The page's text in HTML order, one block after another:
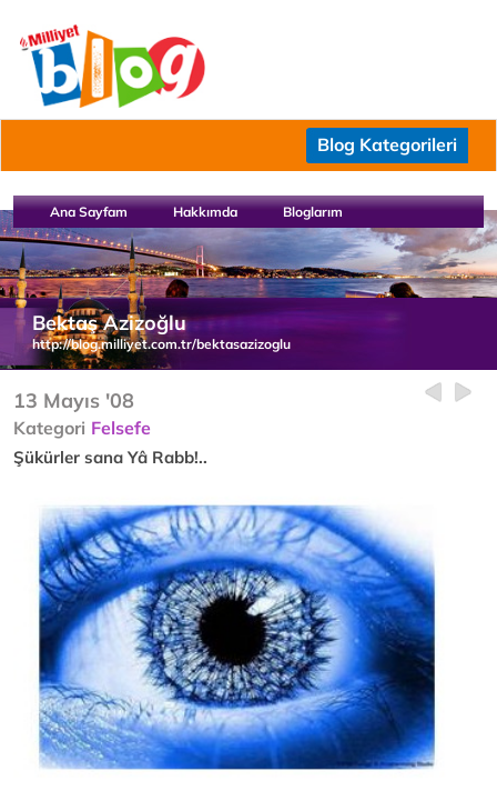
Blog Kategorileri
Ana Sayfam Hakkımda Bloglarım
Bektaş Azizoğlu
http://blog.milliyet.com.tr/bektasazizoglu
13 Mayıs '08
Kategori Felsefe
Şükürler sana Yâ Rabb!..